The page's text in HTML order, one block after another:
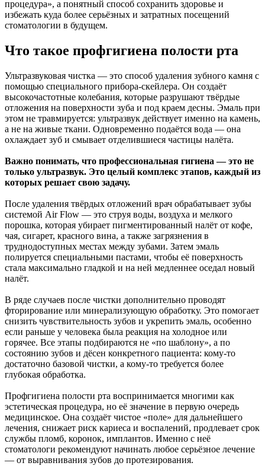
процедура», а понятный способ сохранить здоровье и
избежать куда более серьёзных и затратных посещений
стоматологии в будущем.
Что такое профгигиена полости рта
Ультразвуковая чистка — это способ удаления зубного камня с
помощью специального прибора-скейлера. Он создаёт
высокочастотные колебания, которые разрушают твёрдые
отложения на поверхности зуба и под краем десны. Эмаль при
этом не травмируется: ультразвук действует именно на камень,
а не на живые ткани. Одновременно подаётся вода — она
охлаждает зуб и смывает отделившиеся частицы налёта.
Важно понимать, что профессиональная гигиена — это не
только ультразвук. Это целый комплекс этапов, каждый из
которых решает свою задачу.
После удаления твёрдых отложений врач обрабатывает зубы
системой Air Flow — это струя воды, воздуха и мелкого
порошка, которая убирает пигментированный налёт от кофе,
чая, сигарет, красного вина, а также загрязнения в
труднодоступных местах между зубами. Затем эмаль
полируется специальными пастами, чтобы её поверхность
стала максимально гладкой и на ней медленнее оседал новый
налёт.
В ряде случаев после чистки дополнительно проводят
фторирование или минерализующую обработку. Это помогает
снизить чувствительность зубов и укрепить эмаль, особенно
если раньше у человека была реакция на холодное или
горячее. Все этапы подбираются не «по шаблону», а по
состоянию зубов и дёсен конкретного пациента: кому-то
достаточно базовой чистки, а кому-то требуется более
глубокая обработка.
Профгигиена полости рта воспринимается многими как
эстетическая процедура, но её значение в первую очередь
медицинское. Она создаёт чистое «поле» для дальнейшего
лечения, снижает риск кариеса и воспалений, продлевает срок
службы пломб, коронок, имплантов. Именно с неё
стоматологи рекомендуют начинать любое серьёзное лечение
— от выравнивания зубов до протезирования.